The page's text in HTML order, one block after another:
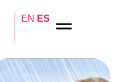
EN ES